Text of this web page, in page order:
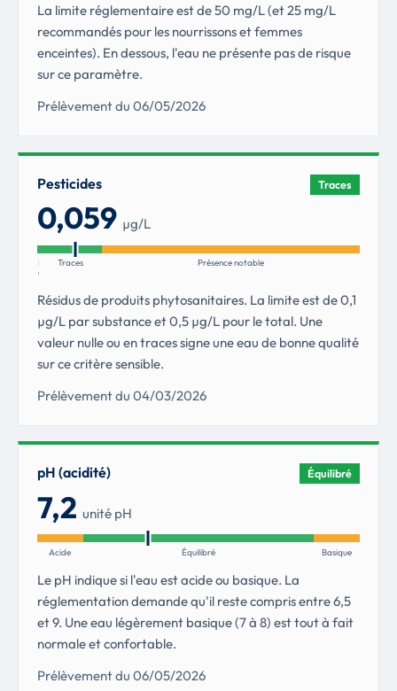
La limite réglementaire est de 50 mg/L (et 25 mg/L
recommandés pour les nourrissons et femmes
enceintes). En dessous, l'eau ne présente pas de risque
sur ce paramètre.
Prélèvement du 06/05/2026
Pesticides Traces
0,059 µg/L
Non
détectés
Traces Présence notable
Résidus de produits phytosanitaires. La limite est de 0,1
µg/L par substance et 0,5 µg/L pour le total. Une
valeur nulle ou en traces signe une eau de bonne qualité
sur ce critère sensible.
Prélèvement du 04/03/2026
pH (acidité) Équilibré
7,2 unité pH
Acide Équilibré Basique
Le pH indique si l'eau est acide ou basique. La
réglementation demande qu'il reste compris entre 6,5
et 9. Une eau légèrement basique (7 à 8) est tout à fait
normale et confortable.
Prélèvement du 06/05/2026